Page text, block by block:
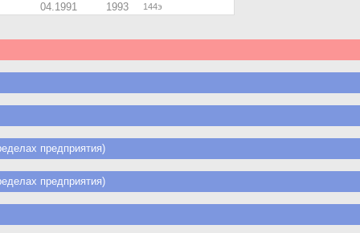
04.1991 1993 144э
предприятия)
предприятия)